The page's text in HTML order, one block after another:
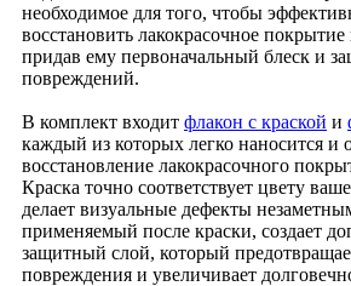
необходимое для того, чтобы
восстановить лакокрасочное
придав ему первоначальный блеск и
повреждений.
В комплект входит флакон с краской и
каждый из которых легко наносится и
восстановление лакокрасочного
Краска точно соответствует цвету
делает визуальные дефекты
применяемый после краски, создает
защитный слой, который
повреждения и увеличивает